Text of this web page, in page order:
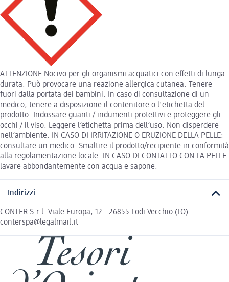
ATTENZIONE Nocivo per gli organismi acquatici con effetti di lunga
durata. Può provocare una reazione allergica cutanea. Tenere
fuori dalla portata dei bambini. In caso di consultazione di un
medico, tenere a disposizione il contenitore o l'etichetta del
prodotto. Indossare guanti / indumenti protettivi e proteggere gli
occhi / il viso. Leggere l’etichetta prima dell’uso. Non disperdere
nell’ambiente. IN CASO DI IRRITAZIONE O ERUZIONE DELLA PELLE:
consultare un medico. Smaltire il prodotto/recipiente in conformità
alla regolamentazione locale. IN CASO DI CONTATTO CON LA PELLE:
lavare abbondantemente con acqua e sapone.
Indirizzi
CONTER S.r.l. Viale Europa, 12 - 26855 Lodi Vecchio (LO)
conterspa@legalmail.it